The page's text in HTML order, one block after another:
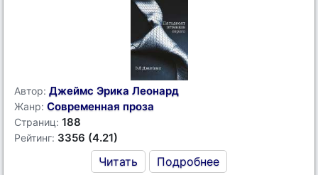
Автор: Джеймс Эрика Леонард
Жанр: Современная проза
Страниц: 188
Рейтинг: 3356 (4.21)
Читать Подробнее